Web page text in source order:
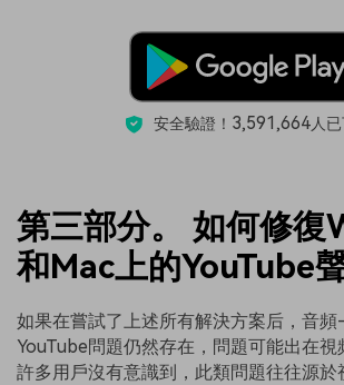
安全驗證！ 3,591,664人
第三部分。 如何修復
和Mac上的YouTube
如果在嘗試了上述所有解決方案后，音
YouTube問題仍然存在，問題可能出在視
許多用戶沒有意識到，此類問題往往源於